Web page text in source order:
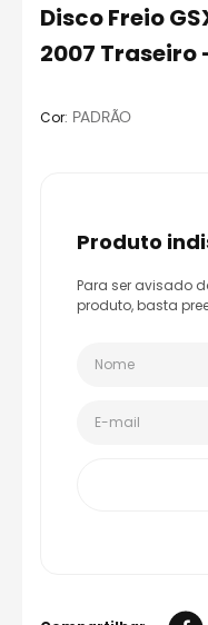
7º axxis fenix
8º race tech
Disco Freio
2007 Traseiro
Cor: PADRÃO
produto
Para ser avisado
produto, basta